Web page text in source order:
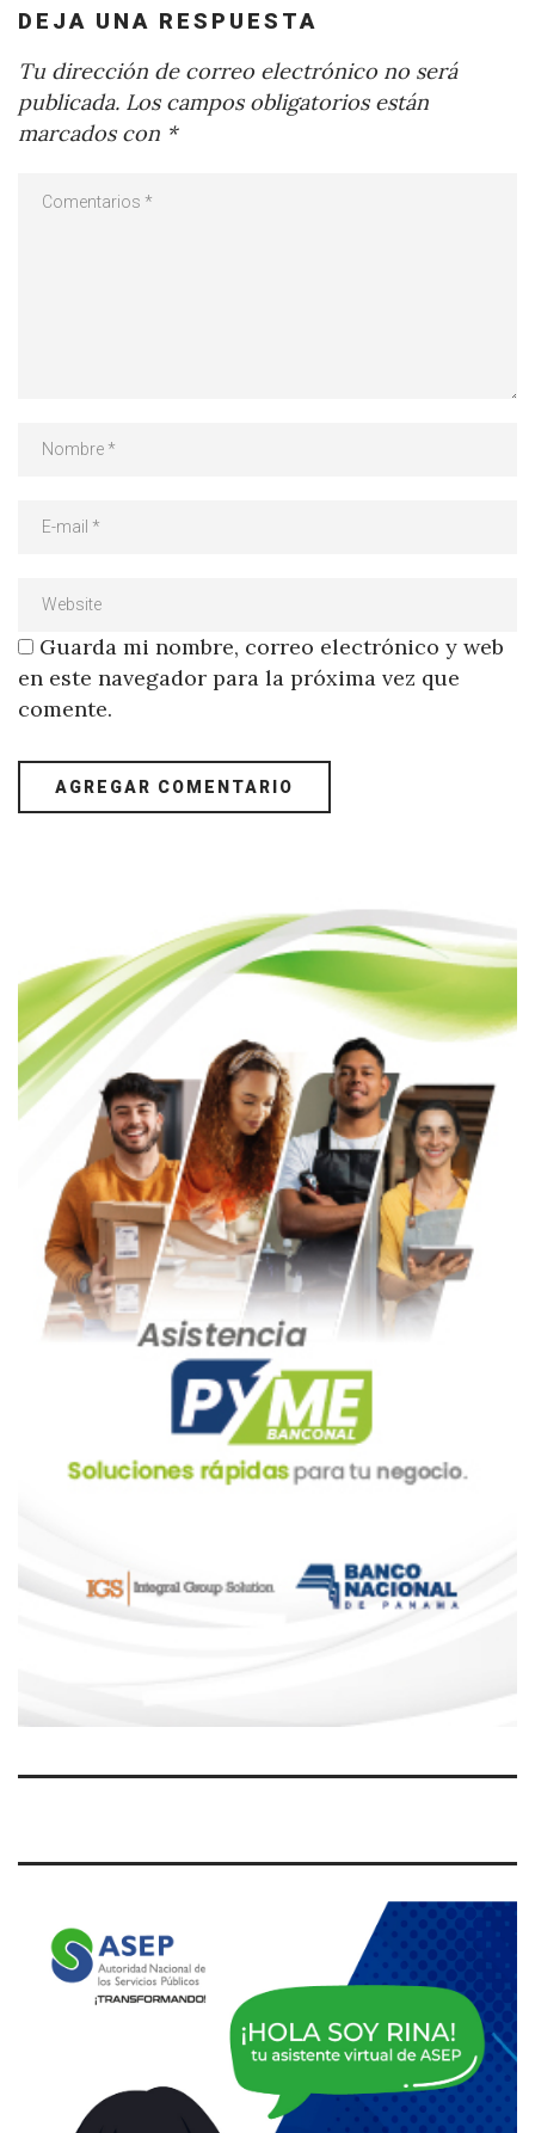
DEJA UNA RESPUESTA
Tu dirección de correo electrónico no será
publicada. Los campos obligatorios están
marcados con *
Guarda mi nombre, correo electrónico y web
en este navegador para la próxima vez que
comente.